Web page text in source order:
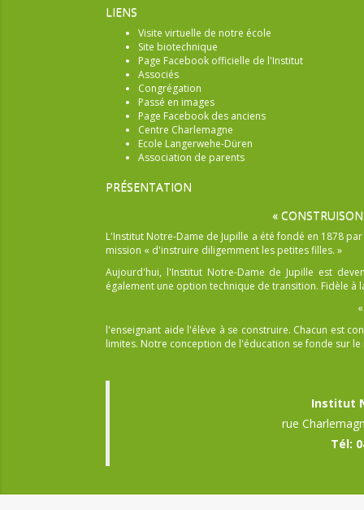
LIENS
Visite virtuelle de notre école
Site biotechnique
Page Facebook officielle de l'Institut
Associés
Congrégation
Passé en images
Page Facebook des anciens
Centre Charlemagne
Ecole Langerwehe-Düren
Association de parents
PRÉSENTATION
«
L'Institut Notre-Dame de Jupille a été fondé en 1878
mission « d'instruire diligemment les petites filles. »
Aujourd'hui, l'Institut Notre-Dame de Jupille est
également une option technique de transition. Fidèle à
l'enseignant aide l'élève à se construire. Chacun est
limites. Notre conception de l'éducation se fonde sur
Institut
rue
Tél: